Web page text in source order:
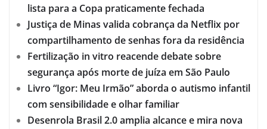
lista para a Copa praticamente fechada
Justiça de Minas valida cobrança da Netflix por
compartilhamento de senhas fora da residência
Fertilização in vitro reacende debate sobre
segurança após morte de juíza em São Paulo
Livro “Igor: Meu Irmão” aborda o autismo infantil
com sensibilidade e olhar familiar
Desenrola Brasil 2.0 amplia alcance e mira nova